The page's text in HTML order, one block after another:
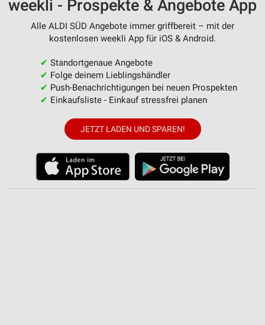
weekli - Prospekte & Angebote App
Alle ALDI SÜD Angebote immer griffbereit – mit der
kostenlosen weekli App für iOS & Android.
✔ Standortgenaue Angebote
✔ Folge deinem Lieblingshändler
✔ Push-Benachrichtigungen bei neuen Prospekten
✔ Einkaufsliste - Einkauf stressfrei planen
JETZT LADEN UND SPAREN!